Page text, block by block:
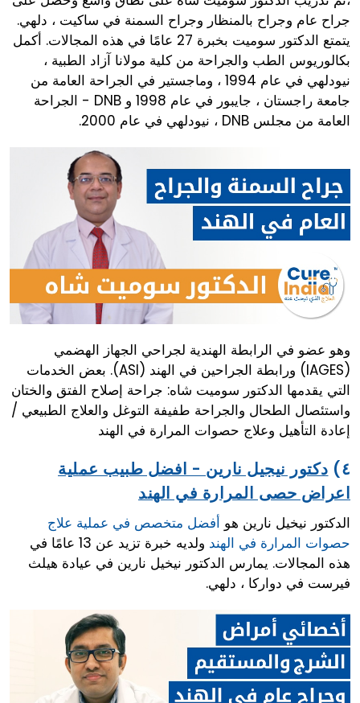
جراح عام وجراح بالمنظار وجراح السمنة في ساكيت ، دلهي.
يتمتع الدكتور سوميت بخبرة 27 عامًا في هذه المجالات. أكمل
بكالوريوس الطب والجراحة من كلية مولانا آزاد الطبية ،
نيودلهي في عام 1994 ، وماجستير في الجراحة العامة من
جامعة راجستان ، جايبور في عام 1998 و DNB - الجراحة
العامة من مجلس DNB ، نيودلهي في عام 2000.
وهو عضو في الرابطة الهندية لجراحي الجهاز الهضمي
(IAGES) ورابطة الجراحين في الهند (ASI). بعض الخدمات
التي يقدمها الدكتور سوميت شاه: جراحة إصلاح الفتق والختان
واستئصال الطحال والجراحة طفيفة التوغل والعلاج الطبيعي /
إعادة التأهيل وعلاج حصوات المرارة في الهند
٤)
دكتور نيجيل نارين - افضل طبيب عملية
اعراض حصى المرارة في الهند
الدكتور نيخيل نارين هو أفضل متخصص في عملية علاج
حصوات المرارة في الهند
ولديه خبرة تزيد عن 13 عامًا في
هذه المجالات. يمارس الدكتور نيخيل نارين في عيادة هيلث
فيرست في دواركا ، دلهي.